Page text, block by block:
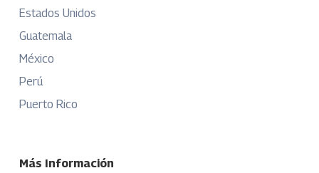
Estados Unidos
Guatemala
México
Perú
Puerto Rico
Más Información